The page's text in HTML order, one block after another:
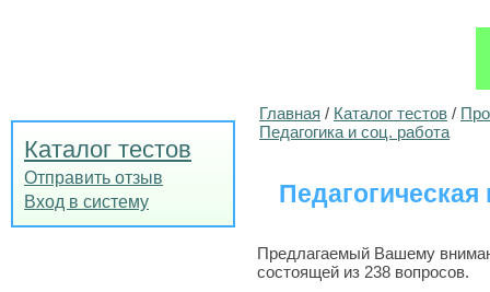
Каталог тестов
Отправить отзыв
Вход в систему
Главная / Каталог тестов /
Педагогика и соц. работа
Предлагаемый Вашему
состоящей из 238 вопросов.